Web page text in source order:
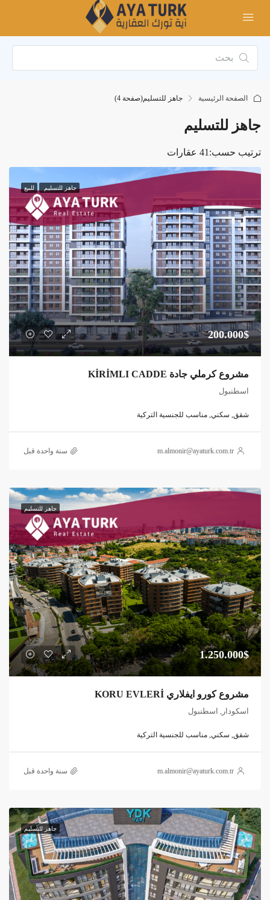
الصفحة الرئيسية جاهز للتسليم(صفحة 4)
جاهز للتسليم
41 عقارات ترتيب حسب:
جاهز للتسليم للبيع
200.000$
مشروع كرملي جادة KİRİMLI CADDE
اسطنبول
شقق, سكني, مناسب للجنسية التركية
m.almonir@ayaturk.com.tr ‏سنة واحدة قبل
جاهز للتسليم
1.250.000$
مشروع كورو ايفلاري KORU EVLERİ
اسكودار, اسطنبول
شقق, سكني, مناسب للجنسية التركية
m.almonir@ayaturk.com.tr ‏سنة واحدة قبل
جاهز للتسليم